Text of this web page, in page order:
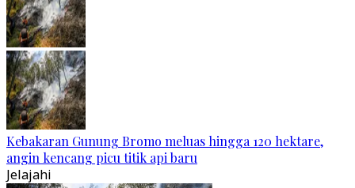
Kebakaran Gunung Bromo meluas hingga 120 hektare,
angin kencang picu titik api baru
Jelajahi